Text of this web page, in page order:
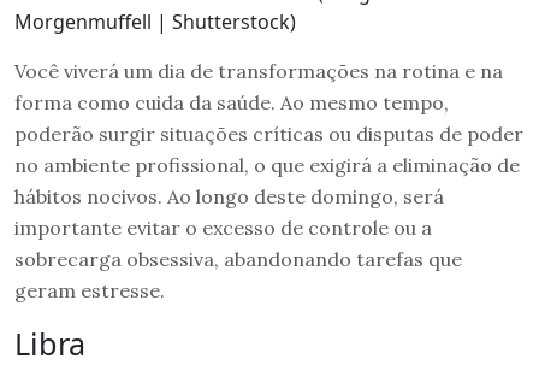
Morgenmuffell | Shutterstock)
Você viverá um dia de transformações na rotina e na
forma como cuida da saúde. Ao mesmo tempo,
poderão surgir situações críticas ou disputas de poder
no ambiente profissional, o que exigirá a eliminação de
hábitos nocivos. Ao longo deste domingo, será
importante evitar o excesso de controle ou a
sobrecarga obsessiva, abandonando tarefas que
geram estresse.
Libra